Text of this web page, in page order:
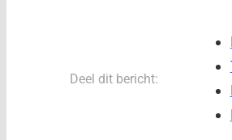
Deel dit bericht: